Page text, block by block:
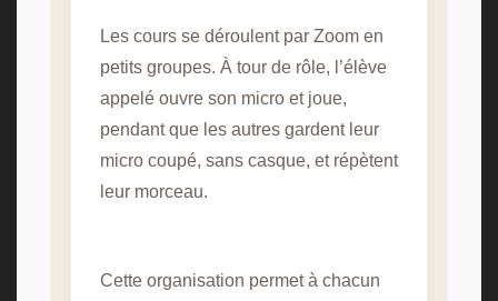
Les cours se déroulent par Zoom en
petits groupes. À tour de rôle, l’élève
appelé ouvre son micro et joue,
pendant que les autres gardent leur
micro coupé, sans casque, et répètent
leur morceau.
Cette organisation permet à chacun